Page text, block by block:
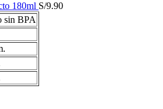
180ml S/9.90
sin BPA